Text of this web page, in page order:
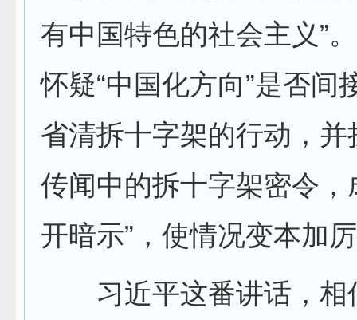
有中国特色的社会主义”
怀疑“中国化方向”是否间
省清拆十字架的行动，并
传闻中的拆十字架密令，
开暗示”，使情况变本加
习近平这番讲话，相